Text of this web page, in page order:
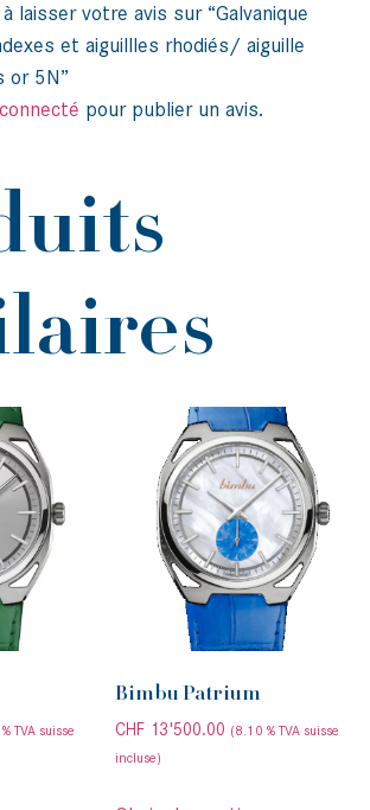
laisser votre avis sur “Galvanique
et aiguillles rhodiés/ aiguille
or 5N”
connecté pour publier un avis.
TVA suisse
Bimbu Patrium
CHF13'500.00 (8.10 % TVA suisse
incluse)